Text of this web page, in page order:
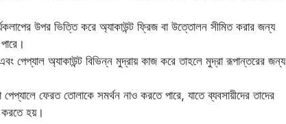
উপর ভিত্তি করে অ্যাকাউন্ট ফ্রিজ বা উত্তোলন সীমিত করার জন্য
পেপ্যাল ​​অ্যাকাউন্ট বিভিন্ন মুদ্রায় কাজ করে তাহলে মুদ্রা রূপান্তরের জন্য
পেপ্যালে ফেরত তোলাকে সমর্থন নাও করতে পারে, যাতে ব্যবসায়ীদের তাদের
করতে হয়।